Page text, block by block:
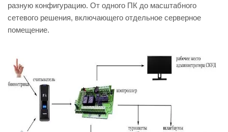
разную конфигурацию. От одного ПК до масштабного
сетевого решения, включающего отдельное серверное
помещение.